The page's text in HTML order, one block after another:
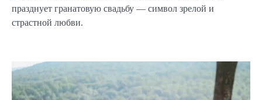
празднует гранатовую свадьбу — символ зрелой и
страстной любви.